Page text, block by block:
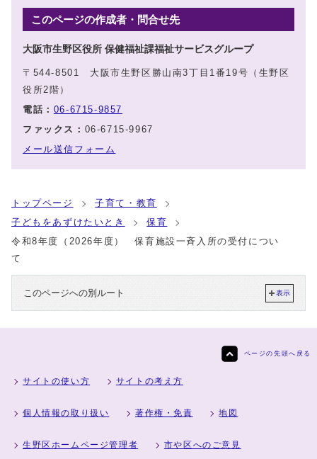
このページの作成者・問合せ先
大阪市生野区役所 保健福祉課福祉サービスグループ
〒544-8501 大阪市生野区勝山南3丁目1番19号（生野区
役所2階）
電話： 06-6715-9857
ファックス： 06-6715-9967
メール送信フォーム
トップページ
子育て・教育
子どもをあずけたいとき
保育
令和8年度（2026年度） 保育施設一斉入所の受付につい
て
このページへの別ルート 表示
ページの先頭へ戻る
サイトの使い方 サイトの考え方
個人情報の取り扱い 著作権・免責 地図
生野区ホームページ管理者 市や区へのご意見